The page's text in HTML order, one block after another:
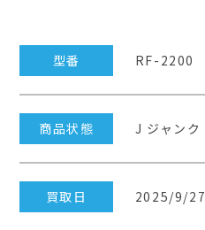
型番 RF-2200
商品状態 J ジャンク
買取日 2025/9/27